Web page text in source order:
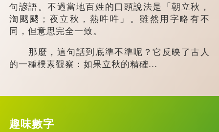
句諺語。不過當地百姓的口頭說法是「朝立秋，
渹颼颼；夜立秋，熱吽吽」。雖然用字略有不
同，但意思完全一致。
那麼，這句話到底準不準呢？它反映了古人
的一種樸素觀察：如果立秋的精確...
趣味數字